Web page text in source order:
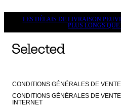
LES DÉLAIS DE LIVRAISON
PLUS LONGS
CONDITIONS GÉNÉRALES DE VENTE
CONDITIONS GÉNÉRALES DE
INTERNET